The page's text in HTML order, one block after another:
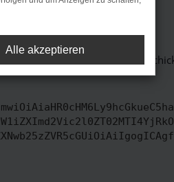
unterstützt werden.
Du kannst uns diesen Text
Alle akzeptieren